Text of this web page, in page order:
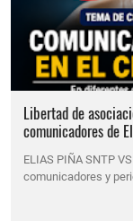
Libertad de
comunicadores de
ELIAS PIÑA SNTP
comunicadores y